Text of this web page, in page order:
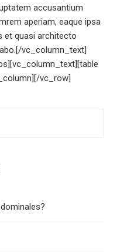
accusantium
aperiam, eaque ipsa
et quasi architecto
vc_column_text]
vc_row]